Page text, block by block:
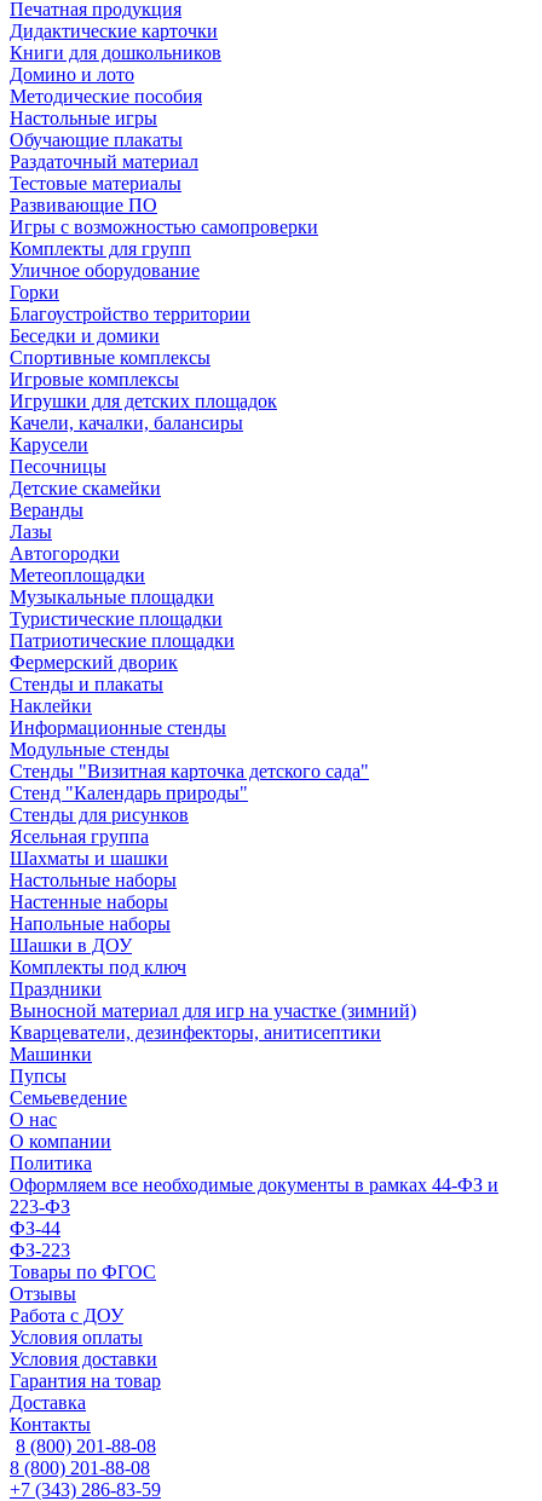
Печатная продукция
Дидактические карточки
Книги для дошкольников
Домино и лото
Методические пособия
Настольные игры
Обучающие плакаты
Раздаточный материал
Тестовые материалы
Развивающие ПО
Игры с возможностью самопроверки
Комплекты для групп
Уличное оборудование
Горки
Благоустройство территории
Беседки и домики
Спортивные комплексы
Игровые комплексы
Игрушки для детских площадок
Качели, качалки, балансиры
Карусели
Песочницы
Детские скамейки
Веранды
Лазы
Автогородки
Метеоплощадки
Музыкальные площадки
Туристические площадки
Патриотические площадки
Фермерский дворик
Стенды и плакаты
Наклейки
Информационные стенды
Модульные стенды
Стенды "Визитная карточка детского сада"
Стенд "Календарь природы"
Стенды для рисунков
Ясельная группа
Шахматы и шашки
Настольные наборы
Настенные наборы
Напольные наборы
Шашки в ДОУ
Комплекты под ключ
Праздники
Выносной материал для игр на участке (зимний)
Кварцеватели, дезинфекторы, анитисептики
Машинки
Пупсы
Семьеведение
О нас
О компании
Политика
Оформляем все необходимые документы в рамках 44-ФЗ и
223-ФЗ
ФЗ-44
ФЗ-223
Товары по ФГОС
Отзывы
Работа с ДОУ
Условия оплаты
Условия доставки
Гарантия на товар
Доставка
Контакты
8 (800) 201-88-08
8 (800) 201-88-08
+7 (343) 286-83-59